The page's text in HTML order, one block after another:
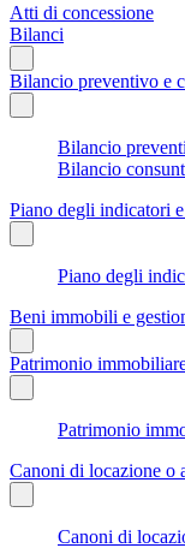
Atti di concessione
Bilanci
Bilancio preventivo e
Bilancio
Bilancio
Piano degli indicatori
Piano degli
Beni immobili e
Patrimonio
Patrimonio
Canoni di locazione o
Canoni di